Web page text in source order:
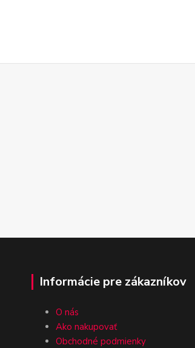
Informácie pre zákazníkov
O nás
Ako nakupovať
Obchodné podmienky